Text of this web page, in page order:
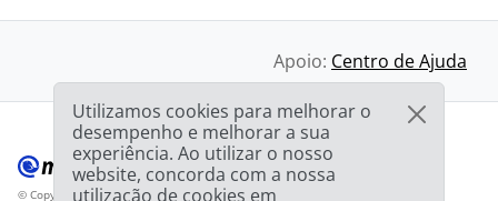
Apoio: Centro de Ajuda
© Copyright 2012-2026 Mailbird™Todos os direitos reservados.
Utilizamos cookies para melhorar o
desempenho e melhorar a sua
experiência. Ao utilizar o nosso
website, concorda com a nossa
utilização de cookies em